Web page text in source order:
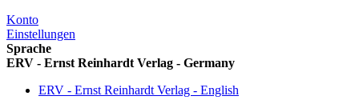
Konto
Einstellungen
Sprache
ERV - Ernst Reinhardt Verlag - Germany
ERV - Ernst Reinhardt Verlag - English